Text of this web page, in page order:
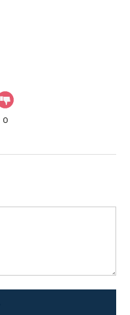
0